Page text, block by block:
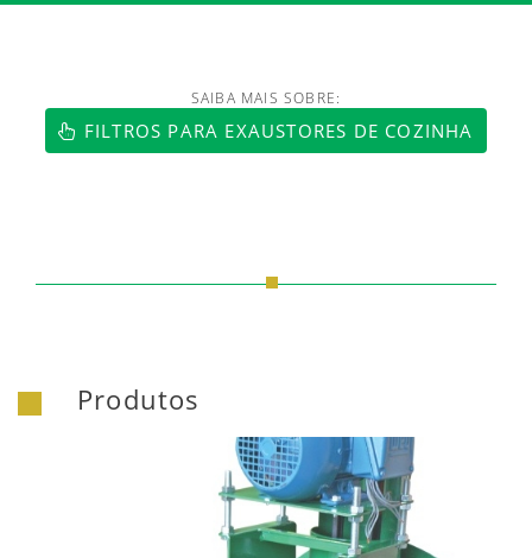
SAIBA MAIS SOBRE:
FILTROS PARA EXAUSTORES DE COZINHA
Produtos